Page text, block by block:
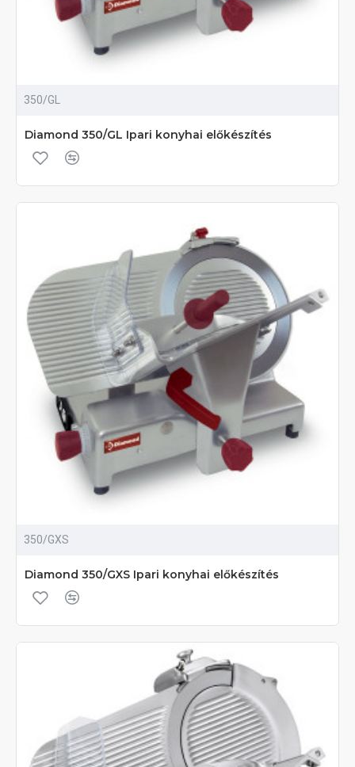
350/GL
Diamond 350/GL Ipari konyhai előkészítés
350/GXS
Diamond 350/GXS Ipari konyhai előkészítés